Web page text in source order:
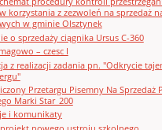
korzystania z zezwoleń na sprzedaż
w gminie Olsztynek
o sprzedaży ciągnika Ursus C-360
– czesc I
z realizacji zadania pn. "Odkrycie
Przetargu Pisemny Na Sprzedaż
Marki Star_200
i komunikaty